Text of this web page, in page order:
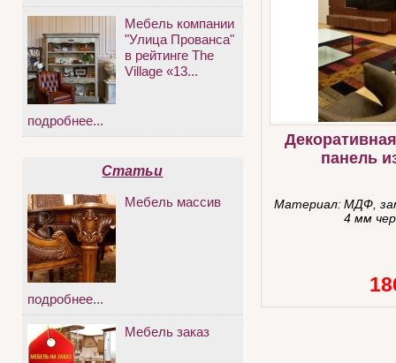
панель
Материал:МДФ,
4 мм
Мебель компании
"Улица Прованса"
в рейтинге The
Village «13...
подробнее...
Статьи
Мебель массив
подробнее...
Мебель заказ